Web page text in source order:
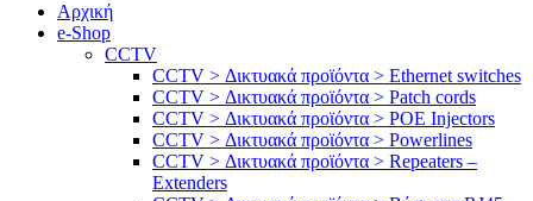
Αρχική
e-Shop
CCTV
CCTV > Δικτυακά προϊόντα > Ethernet switches
CCTV > Δικτυακά προϊόντα > Patch cords
CCTV > Δικτυακά προϊόντα > POE Injectors
CCTV > Δικτυακά προϊόντα > Powerlines
CCTV > Δικτυακά προϊόντα > Repeaters –
Extenders